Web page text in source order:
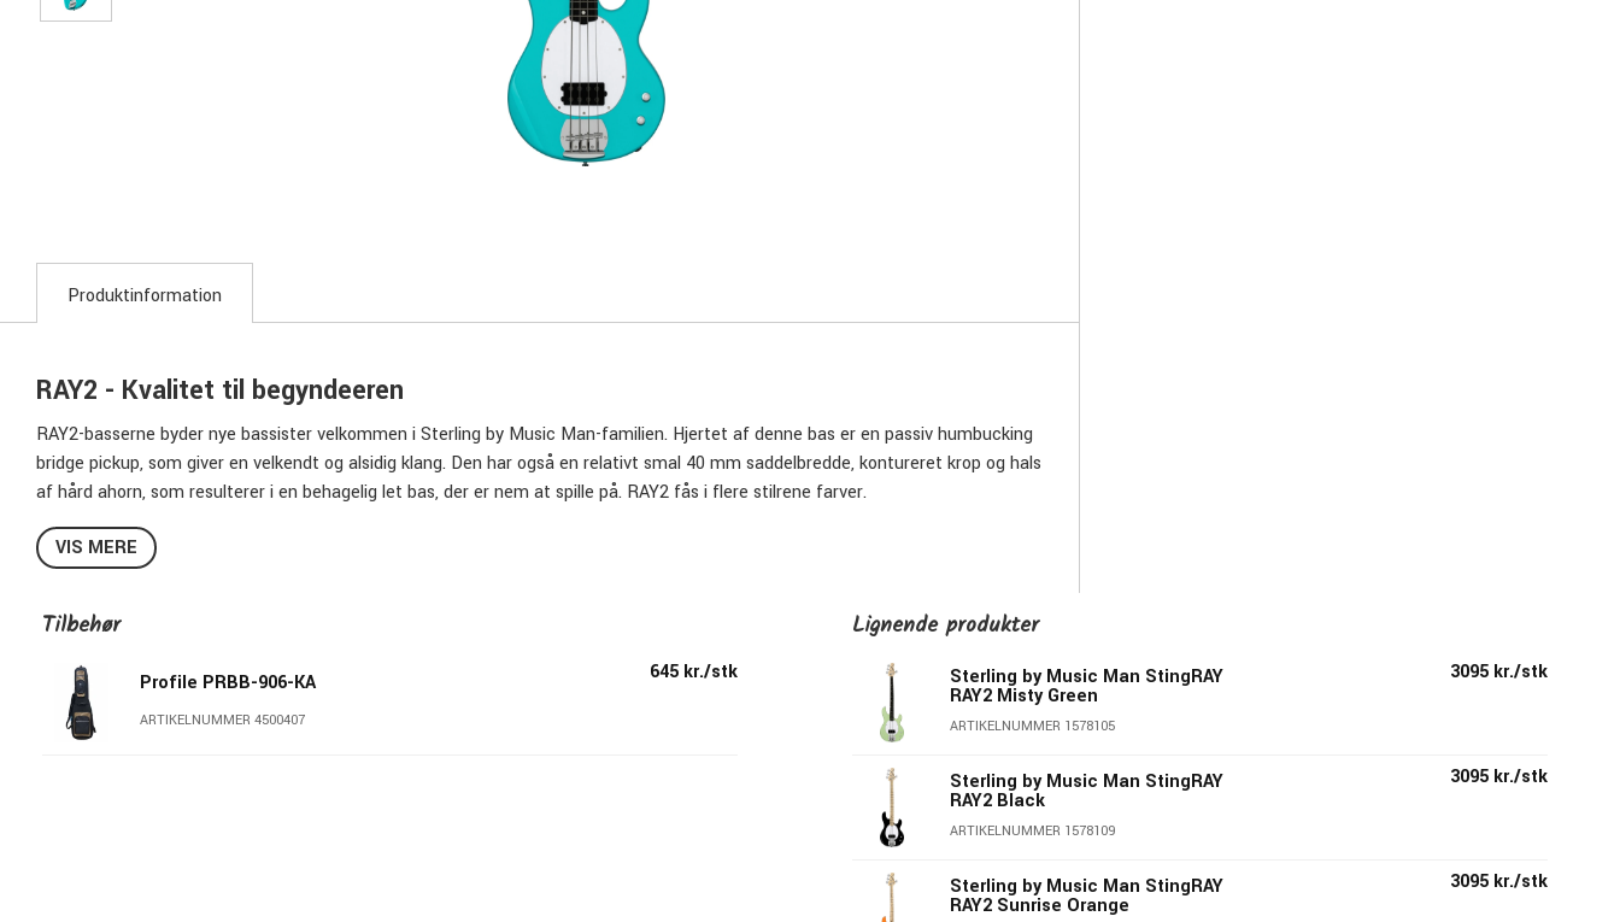
Produktinformation
RAY2 - Kvalitet til begyndeeren
RAY2-basserne byder nye bassister velkommen i Sterling by Music Man-familien. Hjertet af denne bas er en passiv humbucking
bridge pickup, som giver en velkendt og alsidig klang. Den har også en relativt smal 40 mm saddelbredde, kontureret krop og hals
af hård ahorn, som resulterer i en behagelig let bas, der er nem at spille på. RAY2 fås i flere stilrene farver.
Specifikationer
Krop af poppel
Hals monteret med 6 bolte
21 medium bånd, 34" mensur
9,5" halsradius
VIS MERE
Tilbehør
Profile PRBB-906-KA
ARTIKELNUMMER 4500407
645 kr./stk
Lignende produkter
Sterling by Music Man StingRAY
RAY2 Misty Green
ARTIKELNUMMER 1578105
3095 kr./stk
Sterling by Music Man StingRAY
RAY2 Black
ARTIKELNUMMER 1578109
3095 kr./stk
Sterling by Music Man StingRAY
RAY2 Sunrise Orange
3095 kr./stk